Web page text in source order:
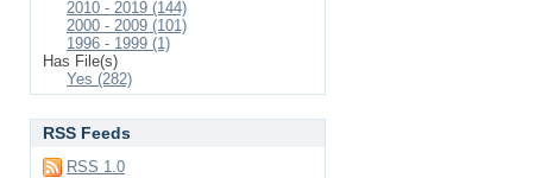
2010 - 2019 (144)
2000 - 2009 (101)
1996 - 1999 (1)
Has File(s)
Yes (282)
RSS Feeds
RSS 1.0